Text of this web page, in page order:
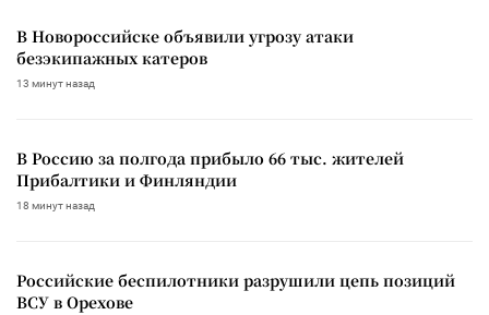
В Новороссийске объявили угрозу атаки
безэкипажных катеров
13 минут назад
В Россию за полгода прибыло 66 тыс. жителей
Прибалтики и Финляндии
18 минут назад
Российские беспилотники разрушили цепь позиций
ВСУ в Орехове